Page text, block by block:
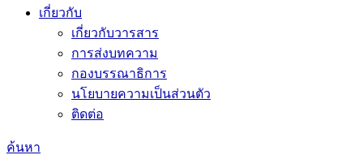
เกี่ยวกับ
เกี่ยวกับวารสาร
การส่งบทความ
กองบรรณาธิการ
นโยบายความเป็นส่วนตัว
ติดต่อ
ค้นหา